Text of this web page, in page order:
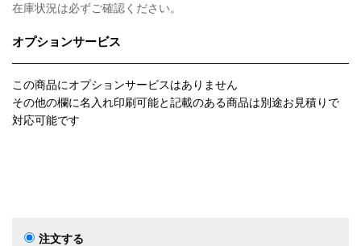
在庫状況は必ずご確認ください。
オプションサービス
この商品にオプションサービスはありません
その他の欄に名入れ印刷可能と記載のある商品は別途お見積りで
対応可能です
注文する